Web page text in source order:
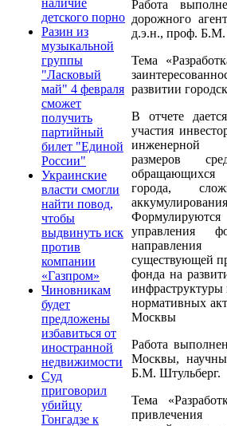
наличие
детского порно
Разин из
музыкальной
группы
"Ласковый
май" 4 февраля
сможет
получить
партийный
билет "Единой
России"
Украинские
власти смогли
найти повод,
чтобы
выдвинуть иск
против
компании
«Газпром»
Чиновникам
будет
предложены
избавиться от
иностранной
недвижимости
Суд
приговорил
убийцу
Гонгадзе к
Работа
дорожного
д.э.н., проф. Б.М.
Тема
развитии
В отчете
участия
инженерной
размеров
города,
управления
существующей
фонда на
инфраструктуры
нормативных
Москвы
Работа
Москвы,
Б.М. Штульберг.
Тема